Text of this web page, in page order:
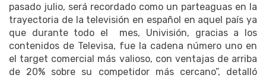
pasado julio, será recordado como un parteaguas en la
trayectoria de la televisión en español en aquel país ya
que durante todo el mes, Univisión, gracias a los
contenidos de Televisa, fue la cadena número uno en
el target comercial más valioso, con ventajas de arriba
de 20% sobre su competidor más cercano”, detalló